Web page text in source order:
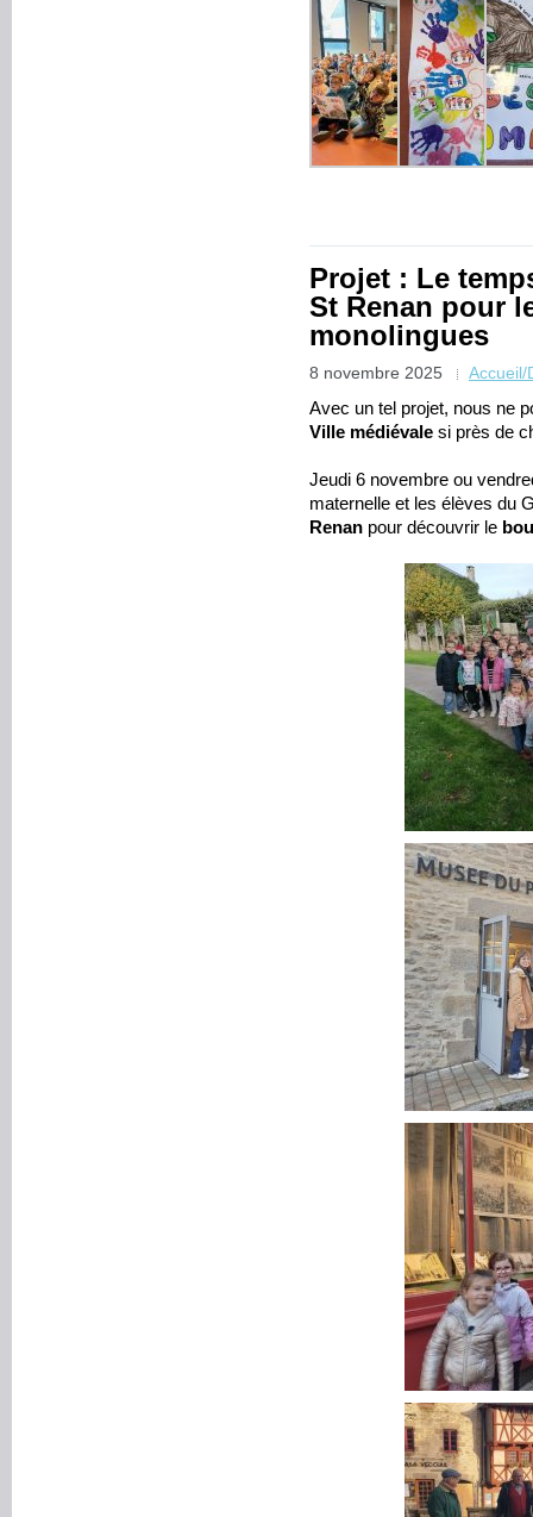
Projet : Le
St Renan pour
monolingues
8 novembre 2025 Accueil/
Avec un tel projet, nous ne
Ville médiévale si près de
Jeudi 6 novembre ou
maternelle et les élèves du
Renan pour découvrir le